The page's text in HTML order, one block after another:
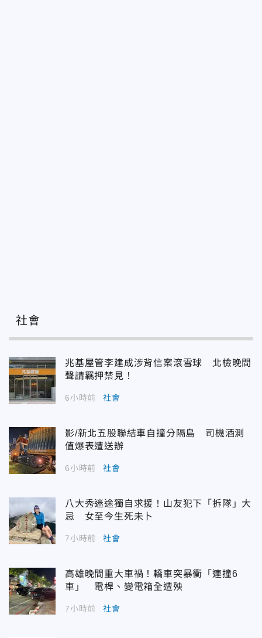
社會
兆基屋管李建成涉背信案滾雪球 北檢晚間
聲請羈押禁見！
6小時前 社會
影/新北五股聯結車自撞分隔島 司機酒測
值爆表遭送辦
6小時前 社會
八大秀迷途獨自求援！山友犯下「拆隊」大
忌 女至今生死未卜
7小時前 社會
高雄晚間重大車禍！轎車突暴衝「連撞6
車」 電桿、變電箱全遭殃
7小時前 社會